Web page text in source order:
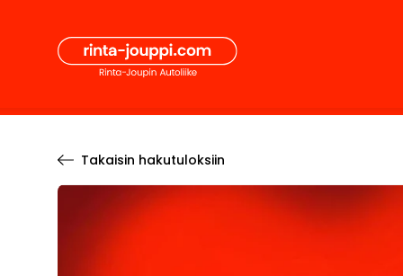
sisältöön
Takaisin hakutuloksiin